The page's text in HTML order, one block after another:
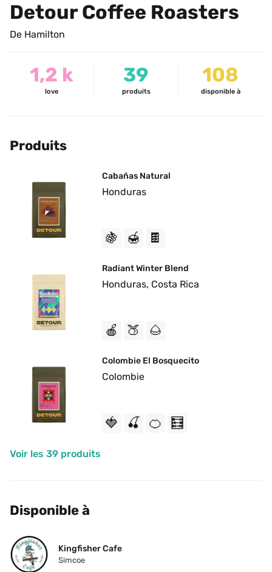
Detour Coffee Roasters
De Hamilton
1,2 k
love
39
produits
108
disponible à
Produits
Cabañas Natural
Honduras
🍇 🍯 🍫
Radiant Winter Blend
Honduras, Costa Rica
🍎 🍑 🌰
Colombie El Bosquecito
Colombie
🍓 🍒 🍊 🧮
Voir les 39 produits
Disponible à
Kingfisher Cafe
Simcoe